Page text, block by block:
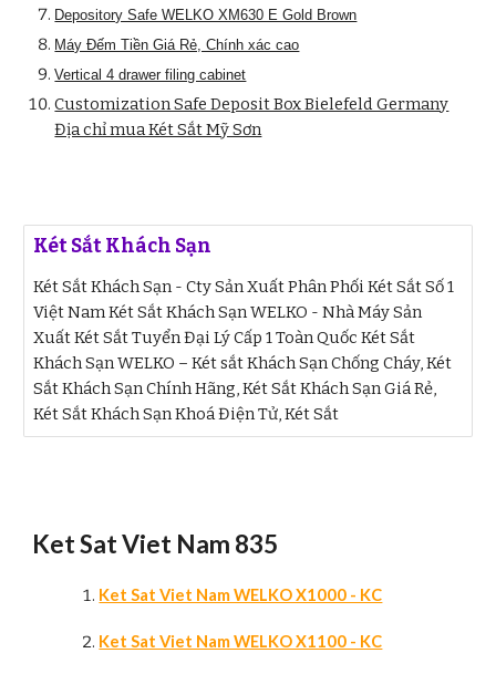
Depository Safe WELKO XM630 E Gold Brown
Máy Đếm Tiền Giá Rẻ, Chính xác cao
Vertical 4 drawer filing cabinet
Customization Safe Deposit Box Bielefeld Germany
Địa chỉ mua Két Sắt Mỹ Sơn
Két Sắt Khách Sạn
Két Sắt Khách Sạn - Cty Sản Xuất Phân Phối Két Sắt Số 1
Việt Nam Két Sắt Khách Sạn WELKO - Nhà Máy Sản
Xuất Két Sắt Tuyển Đại Lý Cấp 1 Toàn Quốc Két Sắt
Khách Sạn WELKO – Két sắt Khách Sạn Chống Cháy, Két
Sắt Khách Sạn Chính Hãng, Két Sắt Khách Sạn Giá Rẻ,
Két Sắt Khách Sạn Khoá Điện Tử, Két Sắt
Ket Sat Viet Nam 835
Ket Sat Viet Nam WELKO X1000 - KC
Ket Sat Viet Nam WELKO X1100 - KC